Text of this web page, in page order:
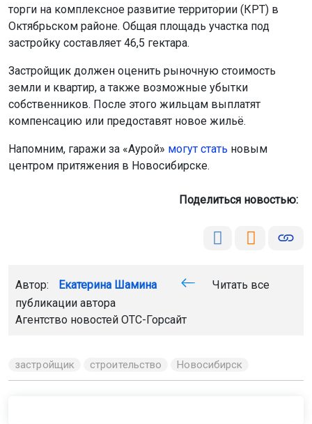
торги на комплексное развитие территории (КРТ) в
Октябрьском районе. Общая площадь участка под
застройку составляет 46,5 гектара.
Застройщик должен оценить рыночную стоимость
земли и квартир, а также возможные убытки
собственников. После этого жильцам выплатят
компенсацию или предоставят новое жильё.
Напомним, гаражи за «Аурой» могут стать новым
центром притяжения в Новосибирске.
Поделиться новостью:
Автор: Екатерина Шамина
Читать все
публикации автора
Агентство новостей ОТС-Горсайт
застройщик строительство Новосибирск